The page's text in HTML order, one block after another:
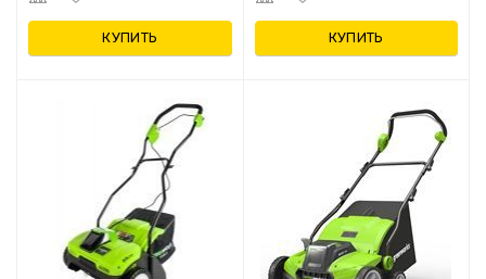
КУПИТЬ КУПИТЬ